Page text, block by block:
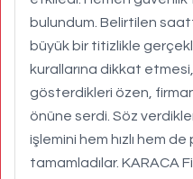
bulundum. Belirtilen
büyük bir titizlikle
kurallarına dikkat
gösterdikleri özen,
önüne serdi. Söz
işlemini hem hızlı hem
tamamladılar. KARACA